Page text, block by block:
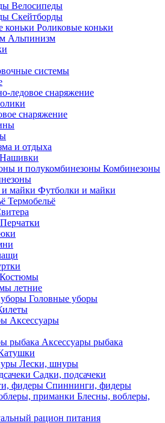
Велосипеды
Скейтборды
Роликовые коньки
Альпинизм
системы
ледовое снаряжение
снаряжение
и отдыха
Нашивки
Комбинезоны
Футболки и майки
Термобельё
Перчатки
Костюмы
летние
Головные уборы
Аксессуары
Аксессуары рыбака
Лески, шнуры
Садки, подсачеки
Спиннинги, фидеры
Блесны, воблеры,